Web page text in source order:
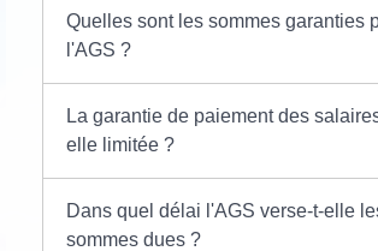
Quelles sont les sommes garanties
l'AGS ?
La garantie de paiement des
elle limitée ?
Dans quel délai l'AGS verse-t-elle
sommes dues ?